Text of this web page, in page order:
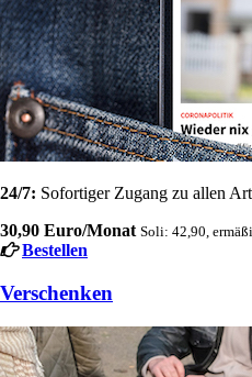
24/7: Sofortiger Zugang zu allen
30,90 Euro/Monat Soli: 42,90,
Bestellen
Verschenken